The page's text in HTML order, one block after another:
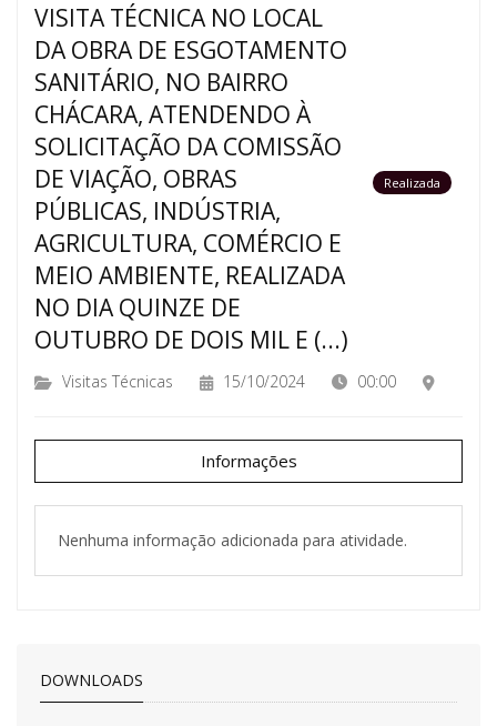
VISITA TÉCNICA NO LOCAL
DA OBRA DE ESGOTAMENTO
SANITÁRIO, NO BAIRRO
CHÁCARA, ATENDENDO À
SOLICITAÇÃO DA COMISSÃO
DE VIAÇÃO, OBRAS
PÚBLICAS, INDÚSTRIA,
AGRICULTURA, COMÉRCIO E
MEIO AMBIENTE, REALIZADA
NO DIA QUINZE DE
OUTUBRO DE DOIS MIL E (...)
Realizada
Visitas Técnicas 15/10/2024 00:00
Informações
Nenhuma informação adicionada para atividade.
DOWNLOADS